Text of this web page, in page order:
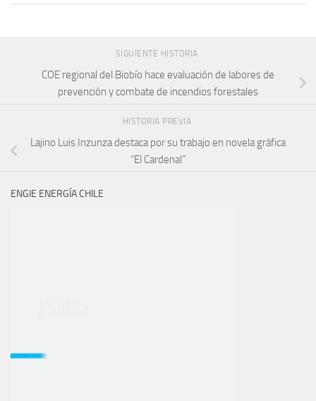
SIGUIENTE HISTORIA
COE regional del Biobío hace evaluación de labores de
prevención y combate de incendios forestales
HISTORIA PREVIA
Lajino Luis Inzunza destaca por su trabajo en novela gráfica
“El Cardenal”
ENGIE ENERGÍA CHILE